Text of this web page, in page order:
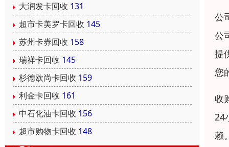
大润发卡回收 131
超市卡美罗卡回收 145
苏州卡券回收 158
瑞祥卡回收 145
杉德欧尚卡回收 159
利金卡回收 161
中石化油卡回收 156
超市购物卡回收 148
公
公
提
您
收
24
赖